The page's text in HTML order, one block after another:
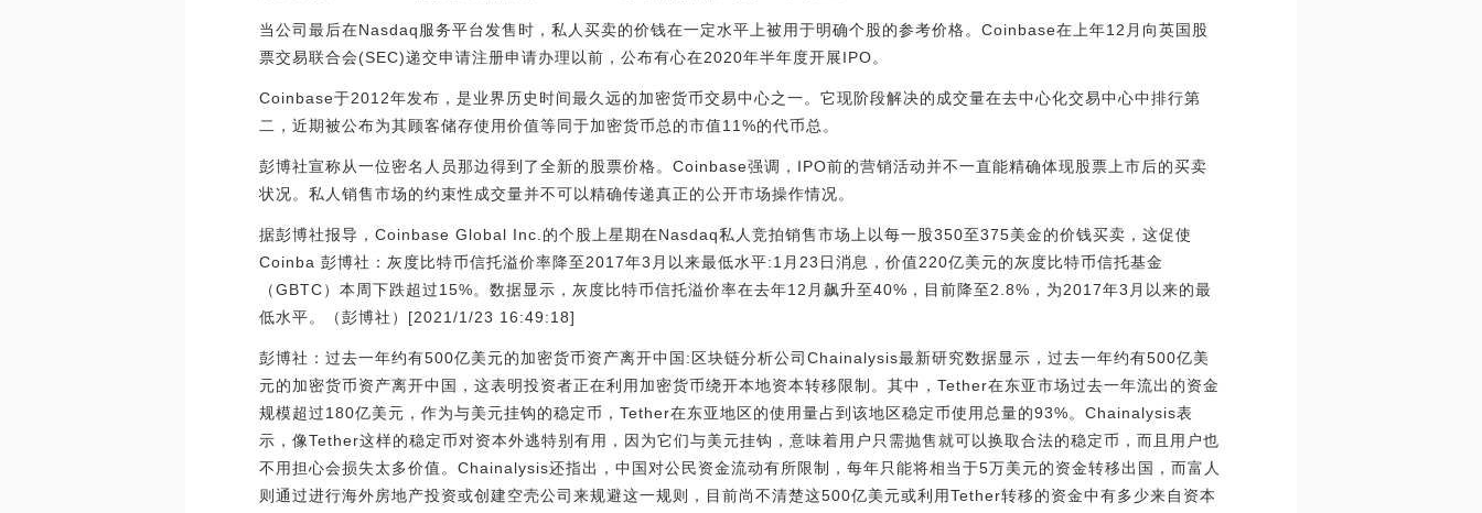
当公司最后在Nasdaq服务平台发售时，私人买卖的价钱在一定水平上被用于明确个股的参考价格。Coinbase在上年12月向英国股
票交易联合会(SEC)递交申请注册申请办理以前，公布有心在2020年半年度开展IPO。
Coinbase于2012年发布，是业界历史时间最久远的加密货币交易中心之一。它现阶段解决的成交量在去中心化交易中心中排行第
二，近期被公布为其顾客储存使用价值等同于加密货币总的市值11%的代币总。
彭博社宣称从一位密名人员那边得到了全新的股票价格。Coinbase强调，IPO前的营销活动并不一直能精确体现股票上市后的买卖
状况。私人销售市场的约束性成交量并不可以精确传递真正的公开市场操作情况。
据彭博社报导，Coinbase Global Inc.的个股上星期在Nasdaq私人竞拍销售市场上以每一股350至375美金的价钱买卖，这促使
Coinba 彭博社：灰度比特币信托溢价率降至2017年3月以来最低水平:1月23日消息，价值220亿美元的灰度比特币信托基金
（GBTC）本周下跌超过15%。数据显示，灰度比特币信托溢价率在去年12月飙升至40%，目前降至2.8%，为2017年3月以来的最
低水平。（彭博社）[2021/1/23 16:49:18]
彭博社：过去一年约有500亿美元的加密货币资产离开中国:区块链分析公司Chainalysis最新研究数据显示，过去一年约有500亿美
元的加密货币资产离开中国，这表明投资者正在利用加密货币绕开本地资本转移限制。其中，Tether在东亚市场过去一年流出的资金
规模超过180亿美元，作为与美元挂钩的稳定币，Tether在东亚地区的使用量占到该地区稳定币使用总量的93%。Chainalysis表
示，像Tether这样的稳定币对资本外逃特别有用，因为它们与美元挂钩，意味着用户只需抛售就可以换取合法的稳定币，而且用户也
不用担心会损失太多价值。Chainalysis还指出，中国对公民资金流动有所限制，每年只能将相当于5万美元的资金转移出国，而富人
则通过进行海外房地产投资或创建空壳公司来规避这一规则，目前尚不清楚这500亿美元或利用Tether转移的资金中有多少来自资本